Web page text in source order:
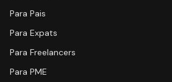
Para Pais
Para Expats
Para Freelancers
Para PME